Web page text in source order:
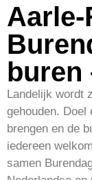
Aarle-
buren
Landelijk wordt
gehouden.
brengen en de
iedereen
samen